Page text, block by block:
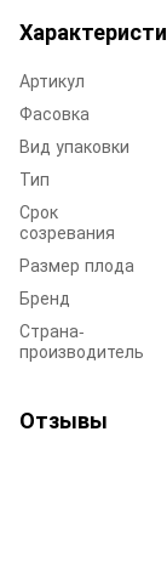
Артикул
Фасовка
Вид упаковки
Тип
Срок
созревания
Размер плода
Бренд
Страна-
производитель
Отзывы